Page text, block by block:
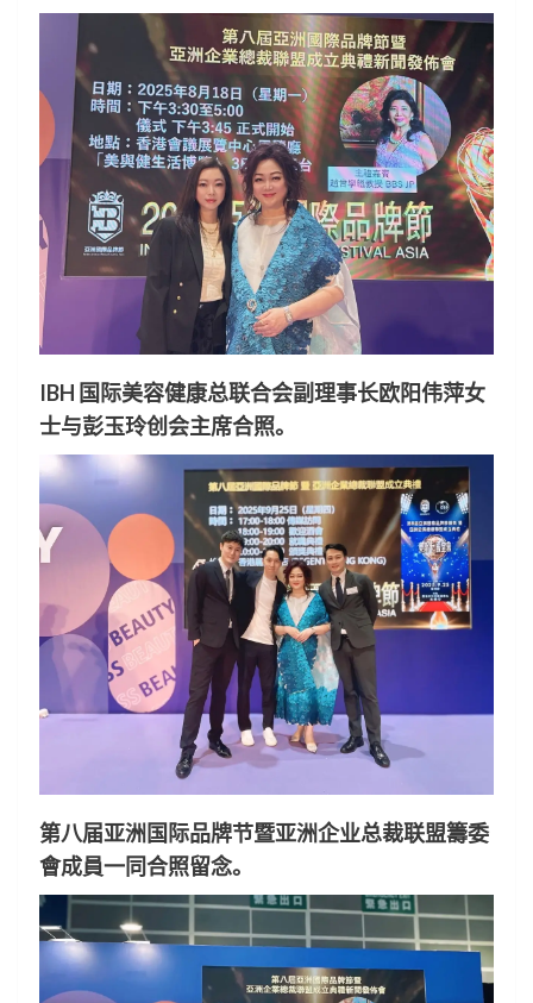
IBH 国际美容健康总联合会副理事长欧阳伟萍女
士与彭玉玲创会主席合照。
第八届亚洲国际品牌节暨亚洲企业总裁联盟籌委
會成員一同合照留念。